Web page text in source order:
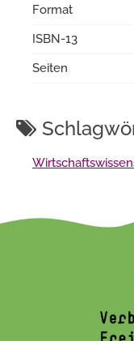
Format
ISBN-13
Seiten